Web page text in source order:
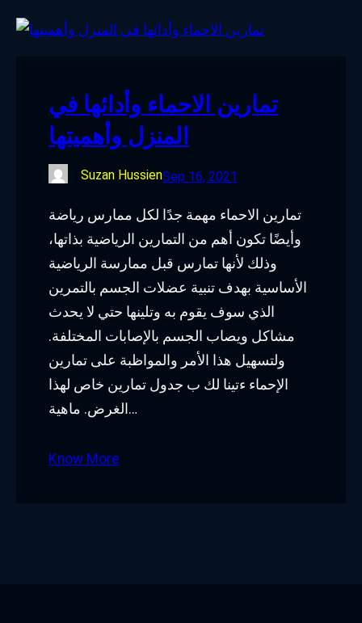
تمارين الاحماء وأدائها في
المنزل وأهميتها
Suzan HussienSep 16, 2021
تمارين الاحماء مهمة جدًا لكل ممارس رياضة
وأيضًا تكون أهم من التمارين الرياضية بذاتها،
وذلك لأنها تمارس قبل ممارسة الرياضية
الأساسية بهدف تنبية عضلات الجسم بالتمرين
الذي سوف يقوم به وتلينها حتي لا يحدث
مشاكل ويصاب الجسم بالإصابات المختلفة.
ولتسهيل هذا الأمر والمواظبة على تمارين
الإحماء ءتينا لك ب جدول تمارين خاص لهذا
الغرض. ماهية…
Know More